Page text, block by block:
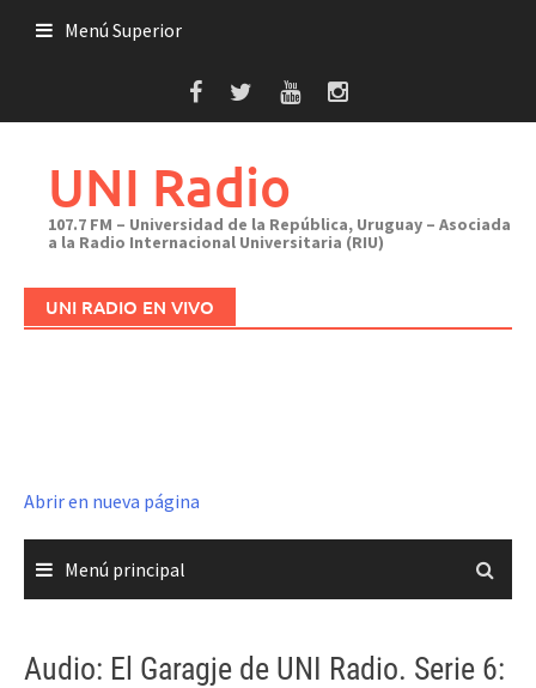
Menú Superior
UNI Radio
107.7 FM – Universidad de la República, Uruguay – Asociada
a la Radio Internacional Universitaria (RIU)
UNI RADIO EN VIVO
Abrir en nueva página
Menú principal
Audio: El Garagje de UNI Radio. Serie 6: